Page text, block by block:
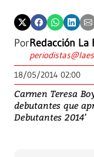
PorRedacción
18/05/2014 02:00
Carmen Teresa
debutantes que
Debutantes 2014’